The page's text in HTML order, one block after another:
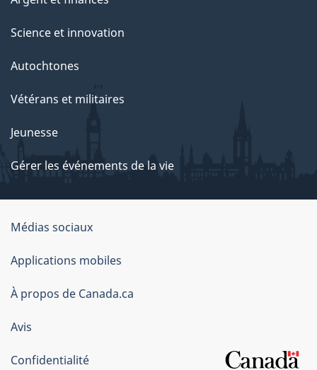
Science et innovation
Autochtones
Vétérans et militaires
Jeunesse
Gérer les événements de la vie
Organisation
du
gouvernement
du
Canada
Médias sociaux
Applications mobiles
À propos de Canada.ca
Avis
Confidentialité